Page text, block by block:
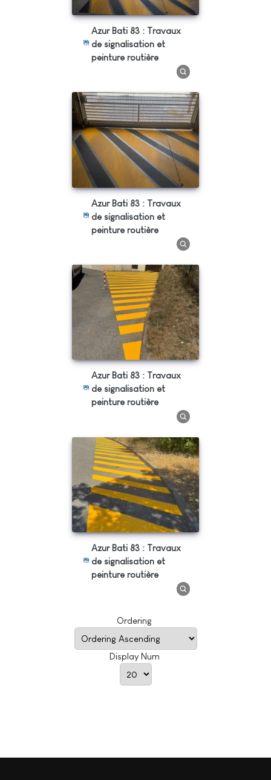
Azur Bati 83 : Travaux
de signalisation et
peinture routière
Azur Bati 83 : Travaux
de signalisation et
peinture routière
Azur Bati 83 : Travaux
de signalisation et
peinture routière
Azur Bati 83 : Travaux
de signalisation et
peinture routière
Ordering
Display Num